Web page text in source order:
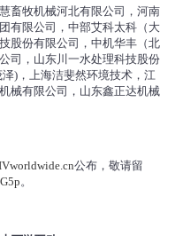
慧畜牧机械河北有限公司，河南
有限公司，中部艾科太科（大
股份有限公司，中机华丰（北
司，山东川一水处理科技股份
)，上海洁斐然环境技术，江
械有限公司，山东鑫正达机械
公布，敬请留
。